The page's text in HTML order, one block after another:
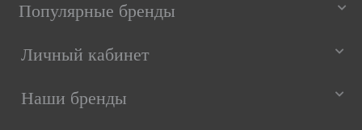
Популярные бренды
Личный кабинет
Наши бренды